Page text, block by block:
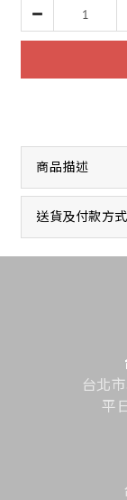
商品描述
送貨及付款方式
台北
平